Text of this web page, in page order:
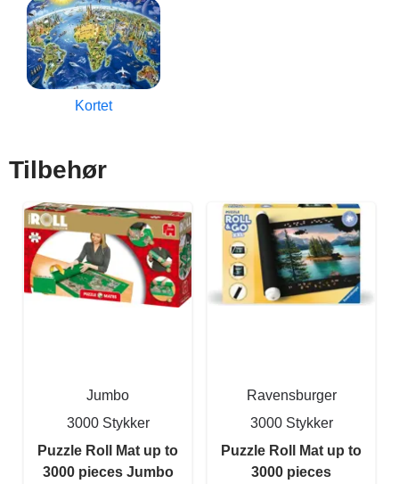
Kortet
Tilbehør
Jumbo
3000 Stykker
Puzzle Roll Mat up to
3000 pieces Jumbo
Ravensburger
3000 Stykker
Puzzle Roll Mat up to
3000 pieces